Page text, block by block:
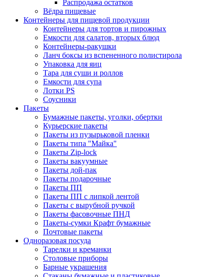
Распродажа остатков
Вёдра пищевые
Контейнеры для пищевой продукции
Контейнеры для тортов и пирожных
Емкости для салатов, вторых блюд
Контейнеры-ракушки
Ланч боксы из вспененного полистирола
Упаковка для яиц
Тара для суши и роллов
Емкости для супа
Лотки PS
Соусники
Пакеты
Бумажные пакеты, уголки, обертки
Курьерские пакеты
Пакеты из пузырьковой пленки
Пакеты типа "Майка"
Пакеты Zip-lock
Пакеты вакуумные
Пакеты дой-пак
Пакеты подарочные
Пакеты ПП
Пакеты ПП с липкой лентой
Пакеты с вырубной ручкой
Пакеты фасовочные ПНД
Пакеты-сумки Крафт бумажные
Почтовые пакеты
Одноразовая посуда
Тарелки и креманки
Столовые приборы
Барные украшения